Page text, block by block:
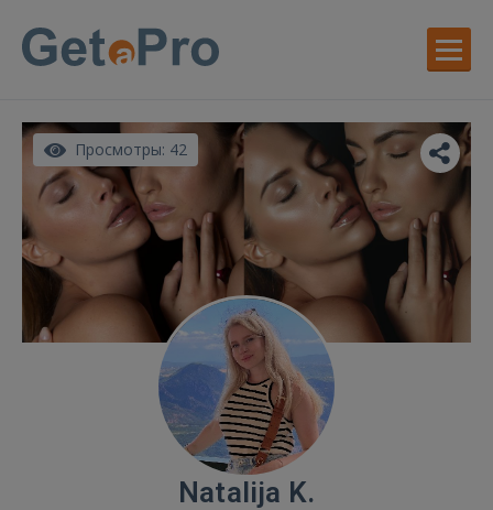
Просмотры: 42
Natalija K.